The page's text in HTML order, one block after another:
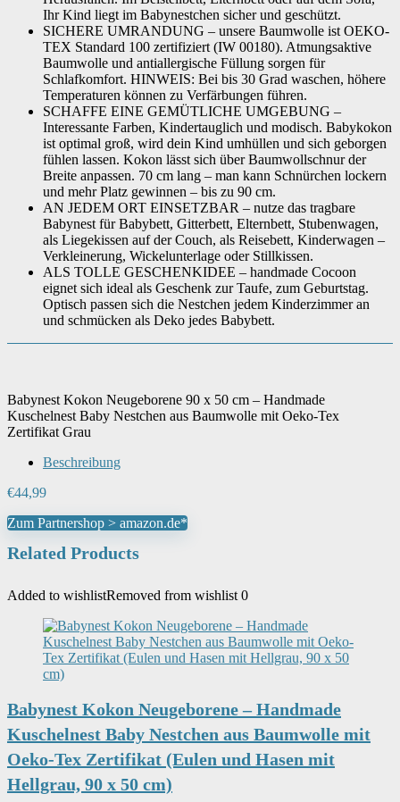
Artikelgewicht ‎800 g
Ihr Kind liegt im Babynestchen sicher und geschützt.
SICHERE UMRANDUNG – unsere Baumwolle ist OEKO-
TEX Standard 100 zertifiziert (IW 00180). Atmungsaktive
Baumwolle und antiallergische Füllung sorgen für
Schlafkomfort. HINWEIS: Bei bis 30 Grad waschen, höhere
Temperaturen können zu Verfärbungen führen.
SCHAFFE EINE GEMÜTLICHE UMGEBUNG –
Interessante Farben, Kindertauglich und modisch. Babykokon
ist optimal groß, wird dein Kind umhüllen und sich geborgen
fühlen lassen. Kokon lässt sich über Baumwollschnur der
Breite anpassen. 70 cm lang – man kann Schnürchen lockern
und mehr Platz gewinnen – bis zu 90 cm.
AN JEDEM ORT EINSETZBAR – nutze das tragbare
Babynest für Babybett, Gitterbett, Elternbett, Stubenwagen,
als Liegekissen auf der Couch, als Reisebett, Kinderwagen –
Verkleinerung, Wickelunterlage oder Stillkissen.
ALS TOLLE GESCHENKIDEE – handmade Cocoon
eignet sich ideal als Geschenk zur Taufe, zum Geburtstag.
Optisch passen sich die Nestchen jedem Kinderzimmer an
und schmücken als Deko jedes Babybett.
Babynest Kokon Neugeborene 90 x 50 cm – Handmade
Kuschelnest Baby Nestchen aus Baumwolle mit Oeko-Tex
Zertifikat Grau
Beschreibung
€44,99
Zum Partnershop > amazon.de*
Related Products
Added to wishlistRemoved from wishlist 0
Babynest Kokon Neugeborene – Handmade
Kuschelnest Baby Nestchen aus Baumwolle mit
Oeko-Tex Zertifikat (Eulen und Hasen mit
Hellgrau, 90 x 50 cm)